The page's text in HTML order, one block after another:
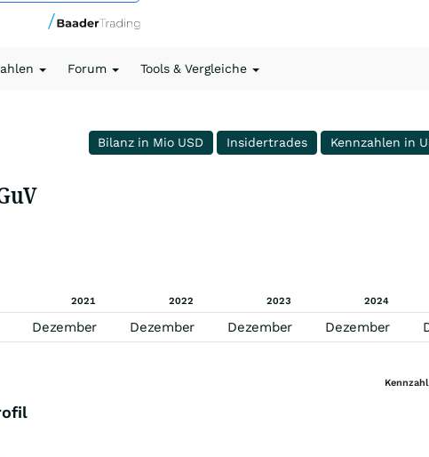
Forum Tools & Vergleiche
Bilanz in Mio USD Insidertrades Kennzahlen in
2021 2022 2023 2024
Dezember Dezember Dezember Dezember